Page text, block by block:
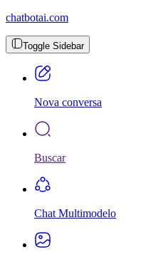
chatbotai.com
Toggle Sidebar
Nova conversa
Buscar
Chat Multimodelo